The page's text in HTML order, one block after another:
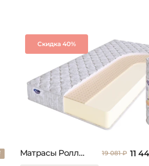
Скидка 40%
Матрасы Роллер 19 081 ₽ 11